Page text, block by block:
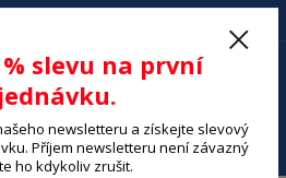
Menu
slevu na první
newsletteru a získejte slevový
Příjem newsletteru není závazný
ho kdykoliv zrušit.